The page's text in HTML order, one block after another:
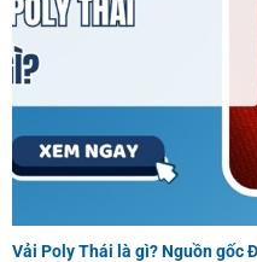
Vải Poly Thái là gì? Nguồn gốc